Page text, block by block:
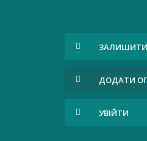
ЗАЛИШИТИ
ДОДАТИ
УВІЙТИ